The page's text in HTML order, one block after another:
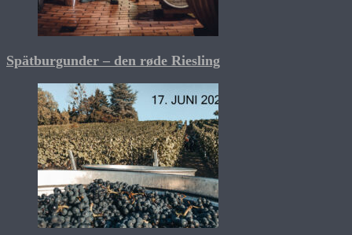
Spätburgunder – den røde Riesling